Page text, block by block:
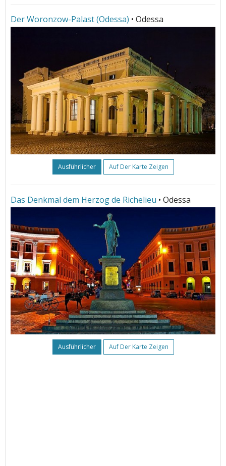
Der Woronzow-Palast (Odessa) • Odessa
Ausführlicher Auf Der Karte Zeigen
Das Denkmal dem Herzog de Richelieu • Odessa
Ausführlicher Auf Der Karte Zeigen